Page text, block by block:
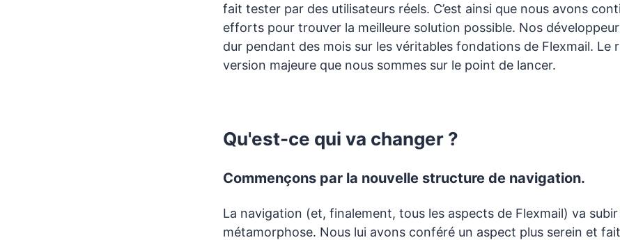
fait tester par des utilisateurs réels. C’est ainsi que nous avons
efforts pour trouver la meilleure solution possible. Nos
dur pendant des mois sur les véritables fondations de Flexmail. Le
version majeure que nous sommes sur le point de lancer.
Qu'est-ce qui va changer ?
Commençons par la nouvelle structure de navigation.
La navigation (et, finalement, tous les aspects de Flexmail) va
métamorphose. Nous lui avons conféré un aspect plus serein et